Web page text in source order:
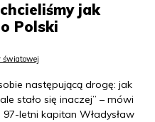
jak
Polski
światowej
następującą drogę: jak
stało się inaczej” – mówi
letni kapitan Władysław